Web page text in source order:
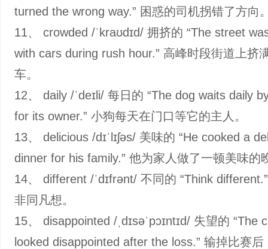
turned the wrong way.” 困惑的司机拐错了方向
11、 crowded /ˈkraʊdɪd/ 拥挤的 “The street
with cars during rush hour.” 高峰时段街道上挤
车。
12、 daily /ˈdeɪli/ 每日的 “The dog waits daily
for its owner.” 小狗每天在门口等它的主人。
13、 delicious /dɪˈlɪʃəs/ 美味的 “He cooked a
dinner for his family.” 他为家人做了一顿美味的
14、 different /ˈdɪfrənt/ 不同的 “Think
非同凡想。
15、 disappointed /ˌdɪsəˈpɔɪntɪd/ 失望的 “The
looked disappointed after the loss.” 输掉比赛后